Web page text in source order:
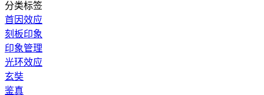
分类标签
首因效应
刻板印象
印象管理
光环效应
玄奘
鉴真